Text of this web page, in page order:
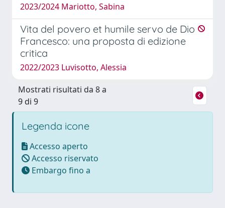
2023/2024 Mariotto, Sabina
Vita del povero et humile servo de Dio
Francesco: una proposta di edizione
critica
2022/2023 Luvisotto, Alessia
Mostrati risultati da 8 a
9 di 9
Legenda icone
Accesso aperto
Accesso riservato
Embargo fino a